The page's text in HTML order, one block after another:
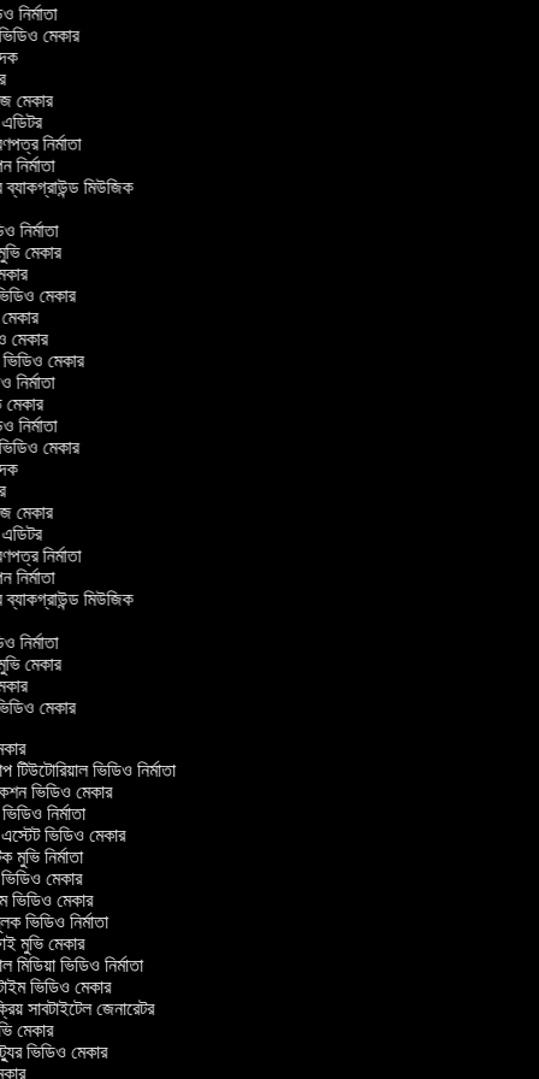
নির্মাতা
মেকার
মেকার
এডিটর
নির্মাতা
নির্মাতা
ব্যাকগ্রাউন্ড মিউজিক
নির্মাতা
মেকার
মেকার
মেকার
মেকার
মেকার
নির্মাতা
মেকার
নির্মাতা
মেকার
মেকার
এডিটর
নির্মাতা
নির্মাতা
ব্যাকগ্রাউন্ড মিউজিক
নির্মাতা
মেকার
মেকার
ভিডিও নির্মাতা
ভিডিও মেকার
নির্মাতা
ভিডিও মেকার
মুভি নির্মাতা
মেকার
ভিডিও মেকার
ভিডিও নির্মাতা
মুভি মেকার
ভিডিও নির্মাতা
ভিডিও মেকার
সাবটাইটেল জেনারেটর
মেকার
ভিডিও মেকার